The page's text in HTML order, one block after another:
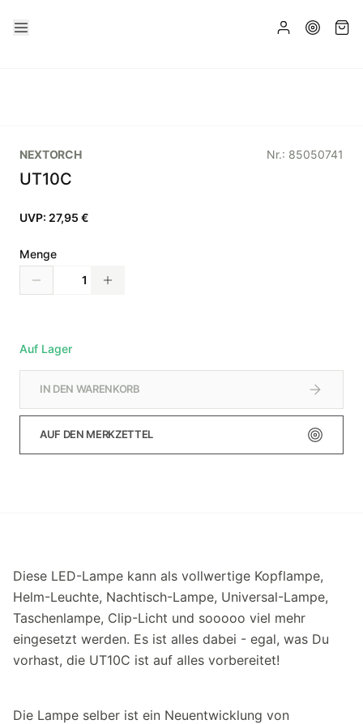
NEXTORCH Nr.: 85050741
UT10C
UVP: 27,95 €
Menge
Auf Lager
IN DEN WARENKORB
AUF DEN MERKZETTEL
Diese LED-Lampe kann als vollwertige Kopflampe,
Helm-Leuchte, Nachtisch-Lampe, Universal-Lampe,
Taschenlampe, Clip-Licht und sooooo viel mehr
eingesetzt werden. Es ist alles dabei - egal, was Du
vorhast, die UT10C ist auf alles vorbereitet!
Die Lampe selber ist ein Neuentwicklung von